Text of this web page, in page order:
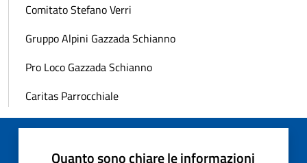
Comitato Stefano Verri
Gruppo Alpini Gazzada Schianno
Pro Loco Gazzada Schianno
Caritas Parrocchiale
Quanto sono chiare le informazioni